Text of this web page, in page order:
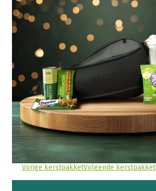
Vorige kerstpakketVolgende kerstpakket